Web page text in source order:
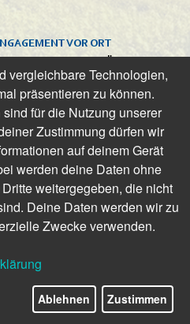
VOR ORT
sofort: Unser Gas ist Ökogas!
DER REGION – FÜR DIE
beim Klimaschutz: Stadt
Stadtwerke
WALLBOX FÜR ZU HAUSE
ROLANDOASE
vergleichbare Technologien,
präsentieren zu können.
für die Nutzung unserer
Zustimmung dürfen wir
auf deinem Gerät
werden deine Daten ohne
weitergegeben, die nicht
Deine Daten werden wir zu
Zwecke verwenden.
Ablehnen Zustimmen